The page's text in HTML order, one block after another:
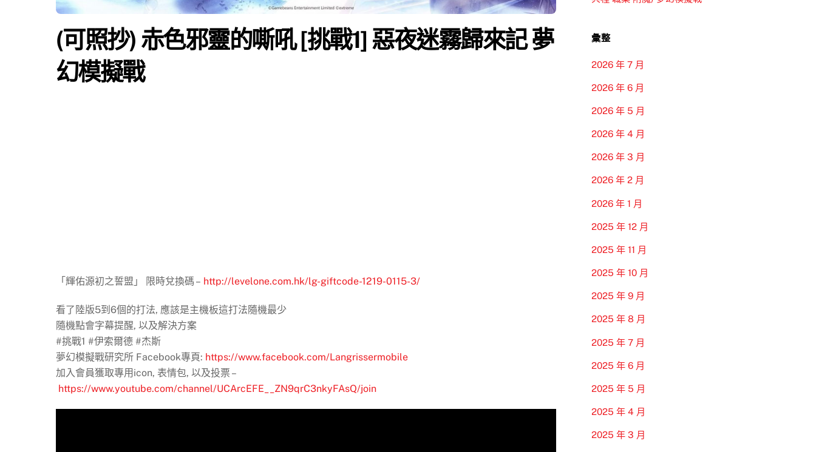
(可照抄) 赤色邪靈的嘶吼 [挑戰1] 惡夜迷霧歸來記 夢
幻模擬戰
「輝佑源初之誓盟」 限時兌換碼 – http://levelone.com.hk/lg-giftcode-1219-0115-3/
看了陸版5到6個的打法, 應該是主機板這打法隨機最少
隨機點會字幕提醒, 以及解決方案
#挑戰1 #伊索爾德 #杰斯
夢幻模擬戰研究所 Facebook專頁: https://www.facebook.com/Langrissermobile
加入會員獲取專用icon, 表情包, 以及投票 –
https://www.youtube.com/channel/UCArcEFE__ZN9qrC3nkyFAsQ/join
彙整
2026 年 7 月
2026 年 6 月
2026 年 5 月
2026 年 4 月
2026 年 3 月
2026 年 2 月
2026 年 1 月
2025 年 12 月
2025 年 11 月
2025 年 10 月
2025 年 9 月
2025 年 8 月
2025 年 7 月
2025 年 6 月
2025 年 5 月
2025 年 4 月
2025 年 3 月